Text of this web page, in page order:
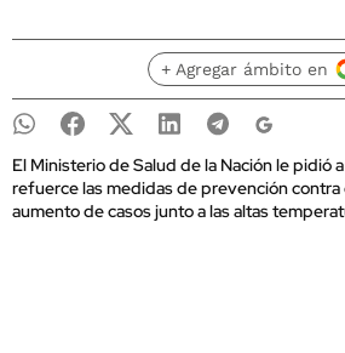
+ Agregar ámbito en
El Ministerio de Salud de la Nación le pidió
refuerce las medidas de prevención
aumento de casos junto a las altas